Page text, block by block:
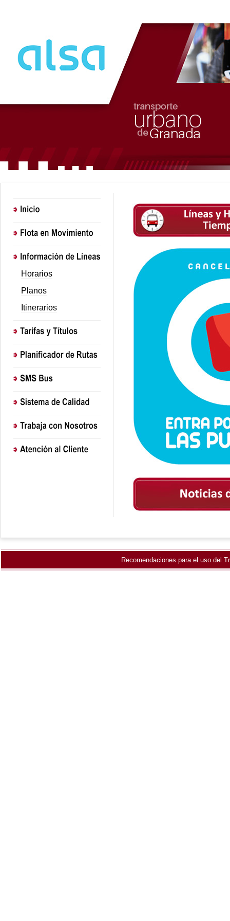
Horarios
Planos
Itinerarios
Recomendaciones para el uso del